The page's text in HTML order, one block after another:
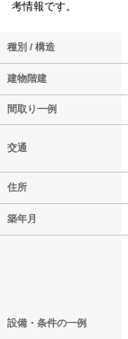
考情報です。
種別 / 構造
建物階建
間取り一例
交通
住所
築年月
設備・条件の一例